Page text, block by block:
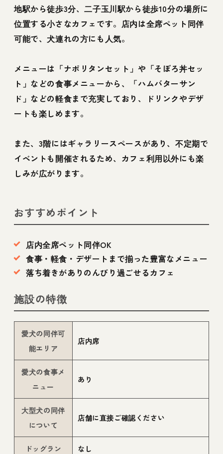
地駅から徒歩3分、二子玉川駅から徒歩10分の場所に
位置する小さなカフェです。店内は全席ペット同伴
可能で、犬連れの方にも人気。
メニューは「ナポリタンセット」や「そぼろ丼セッ
ト」などの食事メニューから、「ハムバターサン
ド」などの軽食まで充実しており、ドリンクやデザ
ートも楽しめます。
また、3階にはギャラリースペースがあり、不定期で
イベントも開催されるため、カフェ利用以外にも楽
しみが広がります。
おすすめポイント
店内全席ペット同伴OK
食事・軽食・デザートまで揃った豊富なメニュー
落ち着きがありのんびり過ごせるカフェ
施設の特徴
愛犬の同伴可
能エリア
店内席
愛犬の食事メ
ニュー
あり
大型犬の同伴
について
店舗に直接ご確認ください
ドッグラン なし